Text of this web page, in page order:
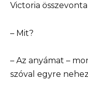
Victoria
– Mit?
– Az anyámat –
szóval egyre